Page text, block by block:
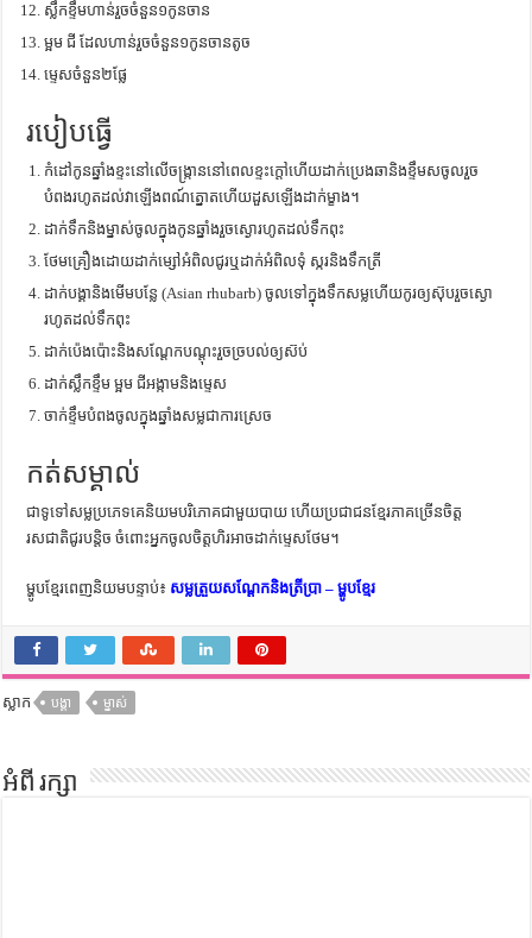
ស្លឹកខ្ទឹមហាន់រួចចំនួន១កូនចាន
ម្អម ជី ដែលហាន់រួចចំនួន១កូនចានតូច
ម្ទេសចំនួន២ផ្លែ
របៀបធ្វើ
កំដៅកូនឆ្នាំងខ្ទះនៅលើចង្ក្រាននៅពេលខ្ទះក្តៅហើយដាក់ប្រេងឆានិងខ្ទឹមសចូលរួច
បំពងរហូតដល់វាឡើងពណ៍ត្នោតហើយដួសឡើងដាក់ម្ខាង។
ដាក់ទឹកនិងម្នាស់ចូលក្នុងកូនឆ្នាំងរួចស្ងោរហូតដល់ទឹកពុះ
ថែមគ្រឿងដោយដាក់ម្សៅអំពិលជូរឬដាក់អំពិលទុំ ស្ករនិងទឹកត្រី
ដាក់បង្គានិងមើមបន្លែ (Asian rhubarb) ចូលទៅក្នុងទឹកសម្លហើយកូរឲ្យស៊ុបរួចស្ងោ
រហូតដល់ទឹកពុះ
ដាក់ប៉េងប៉ោះនិងសណ្តែកបណ្តុះរួចច្របល់ឲ្យស៊ប់
ដាក់ស្លឹកខ្ទឹម ម្អម ជីអង្កាមនិងម្ទេស
ចាក់ខ្ទឹមបំពងចូលក្នុងឆ្នាំងសម្លជាការស្រេច
កត់សម្គាល់
ជាទូទៅសម្លប្រភេទគេនិយមបរិភោគជាមួយបាយ ហើយប្រជាជនខ្មែរភាគច្រើនចិត្ត
រសជាតិជូរបន្តិច ចំពោះអ្នកចូលចិត្តហិរអាចដាក់ម្ទេសថែម។
ម្ហូបខ្មែរពេញនិយមបន្ទាប់៖ សម្លត្រួយសណ្តែកនិងត្រីប្រា – ម្ហូបខ្មែរ
ស្លាក បង្គា ម្នាស់
អំពី រក្សា